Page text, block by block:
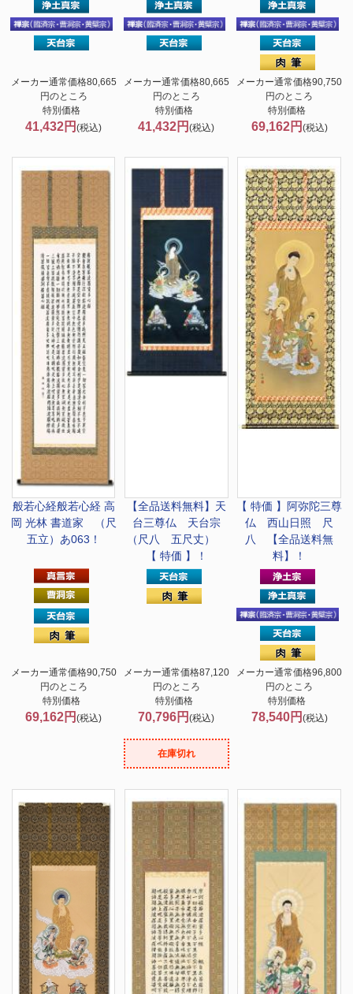
メーカー通常価格80,665
円のところ
特別価格
41,432円(税込)
メーカー通常価格80,665
円のところ
特別価格
41,432円(税込)
メーカー通常価格90,750
円のところ
特別価格
69,162円 (税込)
般若心経般若心経 高
岡 光林 書道家 （尺
五立）あ063！
メーカー通常価格90,750
円のところ
特別価格
69,162円(税込)
【全品送料無料】 天
台三尊仏 天台宗
（尺八 五尺丈）
【 特価 】！
メーカー通常価格87,120
円のところ
特別価格
70,796円(税込)
在庫切れ
【 特価 】
阿弥陀三尊
仏 西山日照 尺
八 【全品送料無
料】！
メーカー通常価格96,800
円のところ
特別価格
78,540円 (税込)